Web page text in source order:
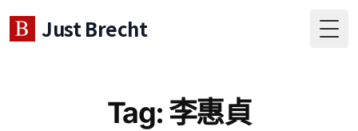
Just Brecht
Tag: 李惠貞